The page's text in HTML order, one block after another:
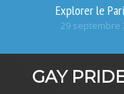
Explorer le
29 septembre
GAY